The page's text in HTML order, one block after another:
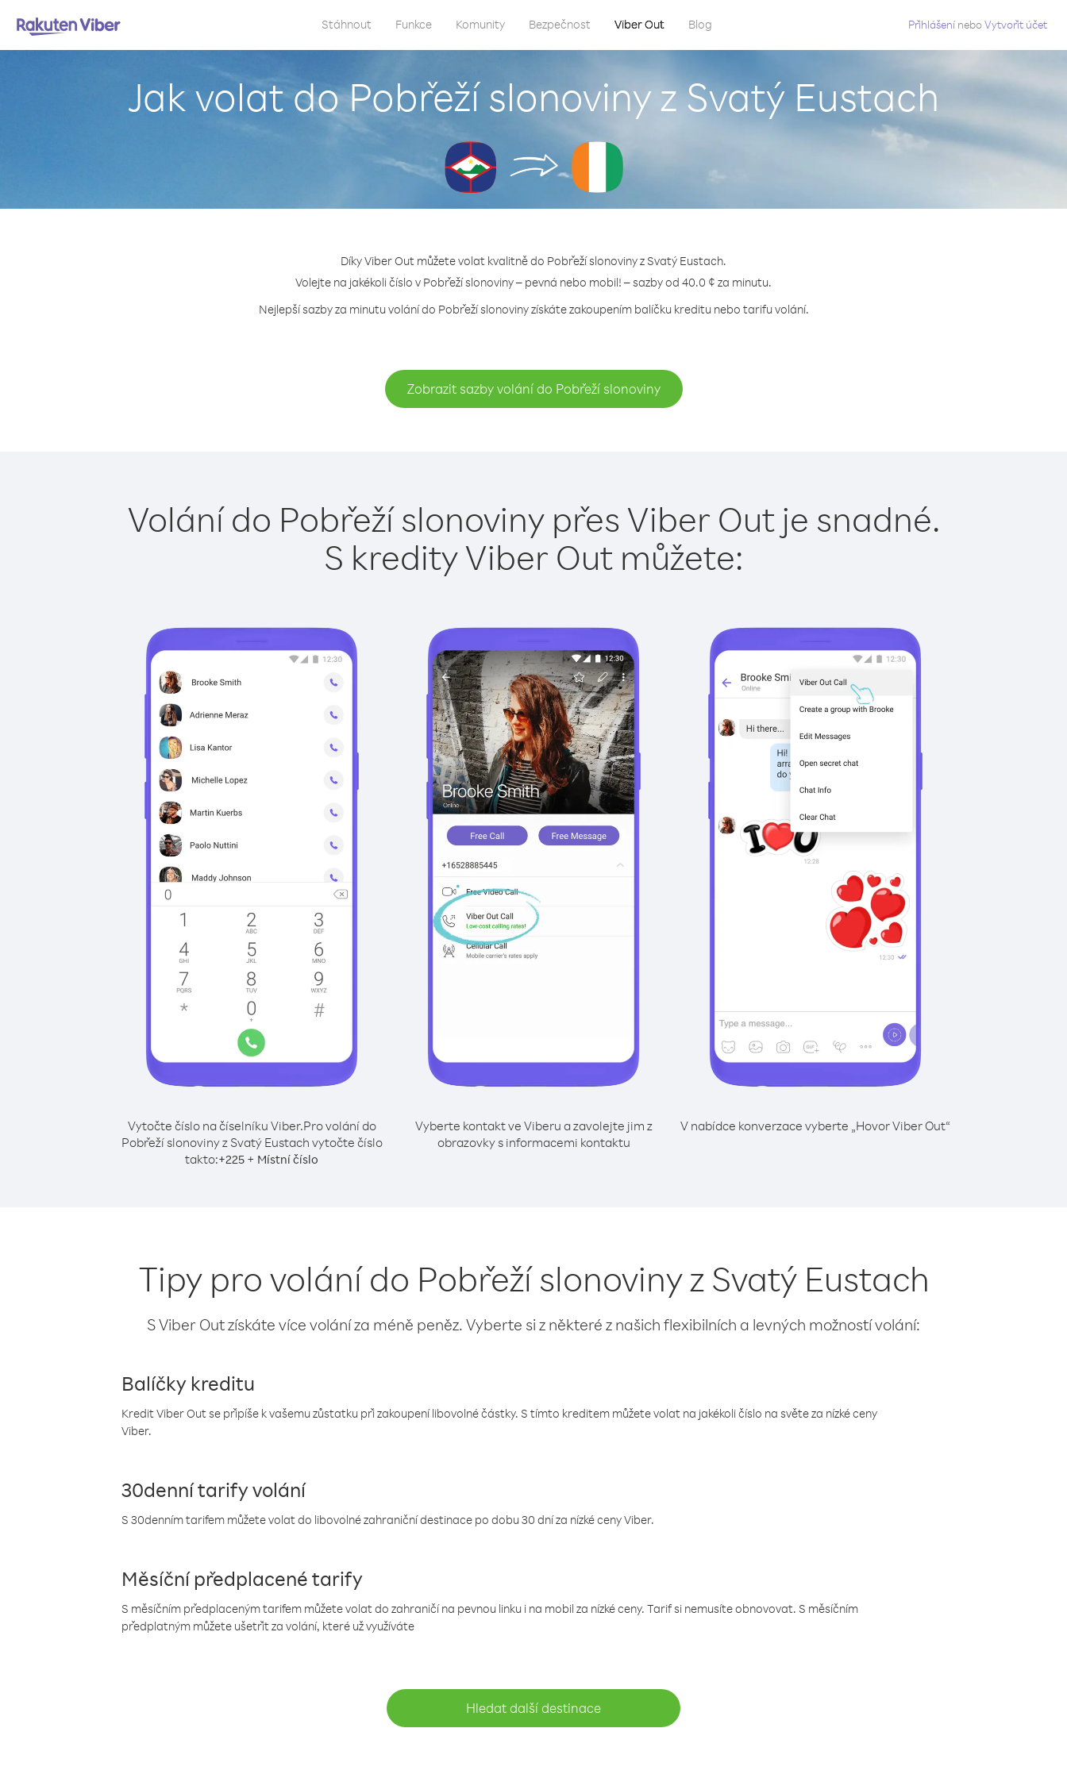
Stáhnout Funkce Komunity Bezpečnost Viber Out Blog Přihlášení neboVytvořit účet
Jak volat do Pobřeží slonoviny z Svatý Eustach
Díky Viber Out můžete volat kvalitně do Pobřeží slonoviny z Svatý Eustach.
Volejte na jakékoli číslo v Pobřeží slonoviny – pevná nebo mobil! – sazby od 40.0 ¢ za minutu.
Nejlepší sazby za minutu volání do Pobřeží slonoviny získáte zakoupením balíčku kreditu nebo tarifu volání.
Zobrazit sazby volání do Pobřeží slonoviny
Volání do Pobřeží slonoviny přes Viber Out je snadné.
S kredity Viber Out můžete:
Vytočte číslo na číselníku Viber.Pro volání do
Pobřeží slonoviny z Svatý Eustach vytočte číslo
takto:+225 + Místní číslo
Vyberte kontakt ve Viberu a zavolejte jim z
obrazovky s informacemi kontaktu
V nabídce konverzace vyberte „Hovor Viber Out“
Tipy pro volání do Pobřeží slonoviny z Svatý Eustach
S Viber Out získáte více volání za méně peněz. Vyberte si z některé z našich flexibilních a levných možností volání:
Balíčky kreditu
Kredit Viber Out se připíše k vašemu zůstatku při zakoupení libovolné částky. S tímto kreditem můžete volat na jakékoli číslo na světe za nízké ceny
Viber.
30denní tarify volání
S 30denním tarifem můžete volat do libovolné zahraniční destinace po dobu 30 dní za nízké ceny Viber.
Měsíční předplacené tarify
S měsíčním předplaceným tarifem můžete volat do zahraničí na pevnou linku i na mobil za nízké ceny. Tarif si nemusíte obnovovat. S měsíčním
předplatným můžete ušetřit za volání, které už využíváte
Hledat další destinace